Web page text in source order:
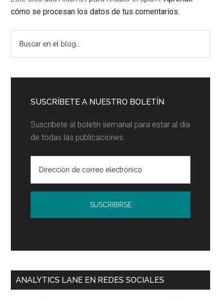
cómo se procesan los datos de tus comentarios.
Barra
lateral
principal
SUSCRÍBETE A NUESTRO BOLETÍN
Suscríbete al boletín semanal para estar al día
de todas las publicaciones.
ANALYTICS LANE EN REDES SOCIALES